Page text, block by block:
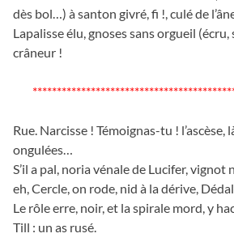
dès bol…) à santon givré, fi !, culé de
Lapalisse élu, gnoses sans orgueil (écru,
crâneur !
Rue. Narcisse ! Témoignas-tu ! l’ascèse,
ongulées…
S’il a pal, noria vénale de Lucifer,
eh, Cercle, on rode, nid à la dérive,
Le rôle erre, noir, et la spirale mord, y
Till : un as rusé.